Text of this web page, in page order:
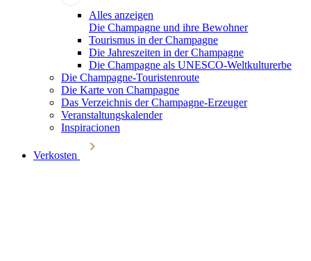
Alles anzeigen
Die Champagne und ihre Bewohner
Tourismus in der Champagne
Die Jahreszeiten in der Champagne
Die Champagne als UNESCO-Weltkulturerbe
Die Champagne-Touristenroute
Die Karte von Champagne
Das Verzeichnis der Champagne-Erzeuger
Veranstaltungskalender
Inspiracionen
Verkosten